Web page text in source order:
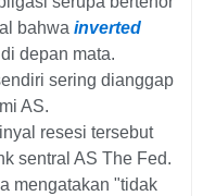
bahwa inverted
depan mata.
sering dianggap
AS.
resesi tersebut
sentral AS The Fed.
mengatakan "tidak